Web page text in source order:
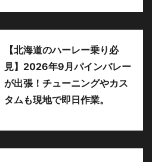
【北海道のハーレー乗り必
見】2026年9月パインバレー
が出張！チューニングやカス
タムも現地で即日作業。